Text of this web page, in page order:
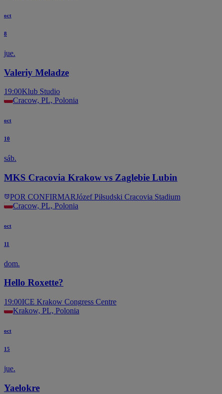
oct
8
jue.
Valeriy Meladze
19:00Klub Studio
Cracow, PL, Polonia
oct
10
sáb.
MKS Cracovia Krakow vs Zaglebie Lubin
POR CONFIRMARJózef Piłsudski Cracovia Stadium
Cracow, PL, Polonia
oct
11
dom.
Hello Roxette?
19:00ICE Krakow Congress Centre
Krakow, PL, Polonia
oct
15
jue.
Yaelokre